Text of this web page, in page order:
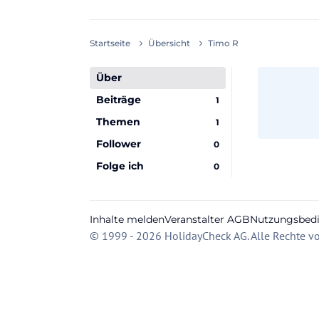
Startseite Übersicht Timo R
Über
Beiträge
1
Themen 1
Follower 0
Folge ich 0
Inhalte meldenVeranstalter AGB
© 1999 - 2026 HolidayCheck AG. Alle Rechte